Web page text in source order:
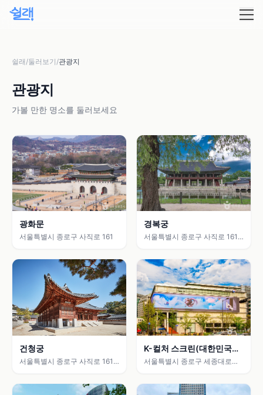
쉴래 /둘러보기 /관광지
관광지
가볼 만한 명소를 둘러보세요
광화문
서울특별시 종로구 사직로 161
경복궁
서울특별시 종로구 사직로 161
건청궁
서울특별시 종로구 사직로 161
K-컬처 스크린(대한민국역
사박물관)
서울특별시 종로구 세종대로